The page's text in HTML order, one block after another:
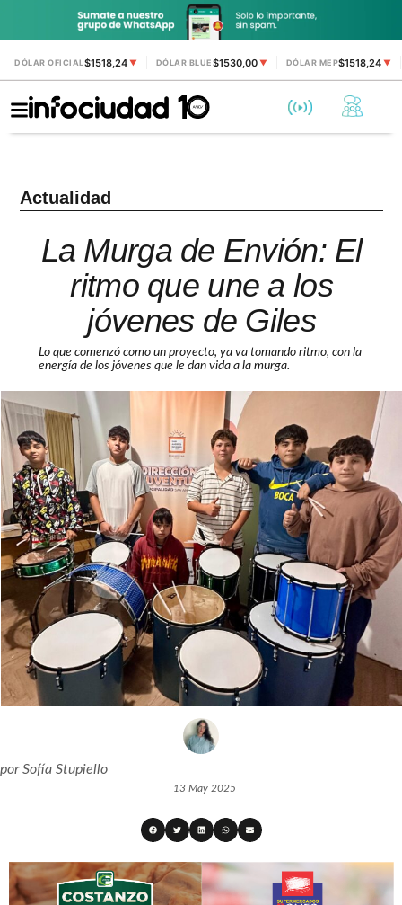
DÓLAR OFICIAL$1518,24 ▼ DÓLAR BLUE$1530,00 ▼ DÓLAR MEP$1518,24▼
Actualidad
La Murga de Envión: El
ritmo que une a los
jóvenes de Giles
Lo que comenzó como un proyecto, ya va tomando ritmo, con la
energía de los jóvenes que le dan vida a la murga.
porSofía Stupiello
13 May 2025